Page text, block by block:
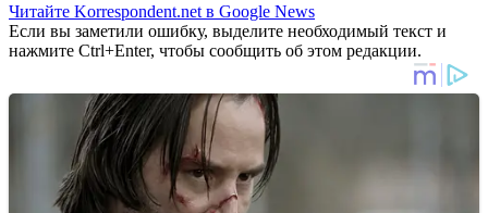
Читайте Korrespondent.net в Google News
Если вы заметили ошибку, выделите необходимый текст и
нажмите Ctrl+Enter, чтобы сообщить об этом редакции.